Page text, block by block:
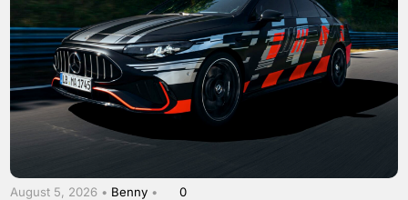
August 5, 2026 • Benny • 0